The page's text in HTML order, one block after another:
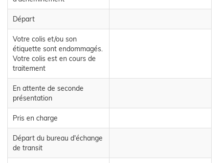
Départ
Votre colis et/ou son
étiquette sont endommagés.
Votre colis est en cours de
traitement
En attente de seconde
présentation
Pris en charge
Départ du bureau d'échange
de transit